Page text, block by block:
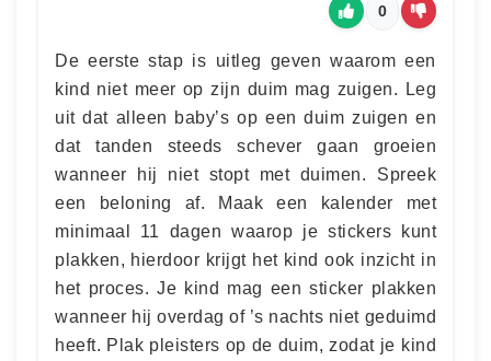
0
De eerste stap is uitleg geven waarom een
kind niet meer op zijn duim mag zuigen. Leg
uit dat alleen baby’s op een duim zuigen en
dat tanden steeds schever gaan groeien
wanneer hij niet stopt met duimen. Spreek
een beloning af. Maak een kalender met
minimaal 11 dagen waarop je stickers kunt
plakken, hierdoor krijgt het kind ook inzicht in
het proces. Je kind mag een sticker plakken
wanneer hij overdag of ’s nachts niet geduimd
heeft. Plak pleisters op de duim, zodat je kind